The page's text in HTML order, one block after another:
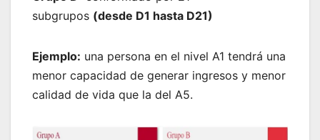
subgrupos (desde D1 hasta D21)
Ejemplo: una persona en el nivel A1 tendrá una
menor capacidad de generar ingresos y menor
calidad de vida que la del A5.